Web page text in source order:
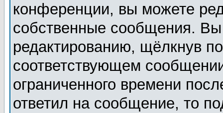
конференции, вы можете
собственные сообщения.
редактированию, щёлкнув
соответствующем
ограниченного времени
ответил на сообщение, то